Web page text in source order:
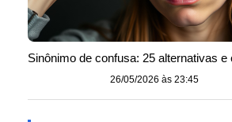
Sinônimo de confusa: 25 alternativas e
26/05/2026 às 23:45